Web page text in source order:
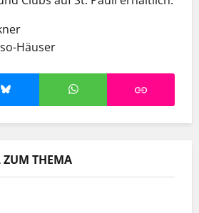
Häuser
ZUM THEMA